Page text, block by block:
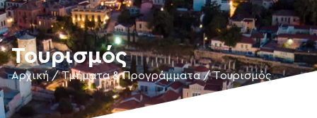
Τουρισμός
Αρχική/Τμήματα & Προγράμματα/Τουρισμός